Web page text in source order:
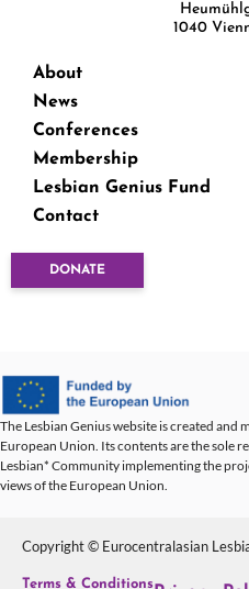
1040
About
News
Conferences
Membership
Lesbian Genius Fund
Contact
DONATE
The Lesbian Genius website is created
European Union. Its contents are the sole
Lesbian* Community implementing the
views of the European Union.
Copyright © Eurocentralasian
Terms & Conditions